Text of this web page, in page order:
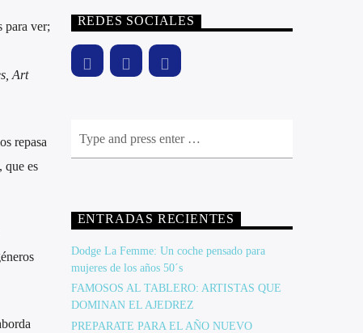
para ver;
Art
repasa
que es
REDES SOCIALES
ENTRADAS RECIENTES
Dodge La Femme: Un coche pensado para
mujeres de los años 50´s
FAMOSOS AL TABLERO: ARTISTAS QUE
DOMINAN EL AJEDREZ
PREPARATE PARA EL AÑO NUEVO